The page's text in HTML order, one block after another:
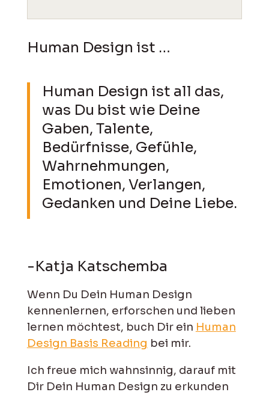
Human Design ist …
Human Design ist all das,
was Du bist wie Deine
Gaben, Talente,
Bedürfnisse, Gefühle,
Wahrnehmungen,
Emotionen, Verlangen,
Gedanken und Deine Liebe.
-Katja Katschemba
Wenn Du Dein Human Design
kennenlernen, erforschen und lieben
lernen möchtest, buch Dir ein Human
Design Basis Reading bei mir.
Ich freue mich wahnsinnig, darauf mit
Dir Dein Human Design zu erkunden